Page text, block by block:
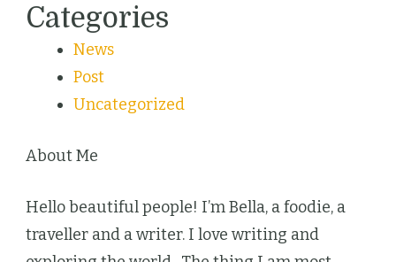
Categories
News
Post
Uncategorized
About Me
Hello beautiful people! I’m Bella, a foodie, a
traveller and a writer. I love writing and